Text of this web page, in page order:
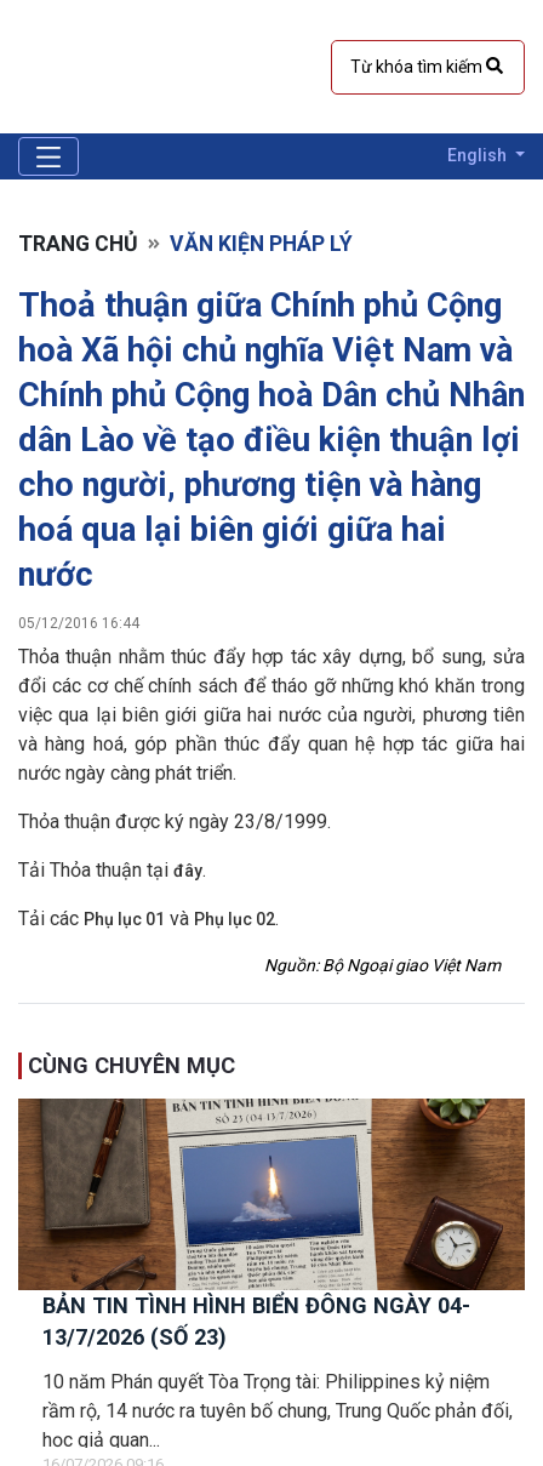
English
TRANG CHỦ VĂN KIỆN PHÁP LÝ
Thoả thuận giữa Chính phủ Cộng
hoà Xã hội chủ nghĩa Việt Nam và
Chính phủ Cộng hoà Dân chủ Nhân
dân Lào về tạo điều kiện thuận lợi
cho người, phương tiện và hàng
hoá qua lại biên giới giữa hai
nước
05/12/2016 16:44
Thỏa thuận nhằm thúc đẩy hợp tác xây dựng, bổ sung, sửa
đổi các cơ chế chính sách để tháo gỡ những khó khăn trong
việc qua lại biên giới giữa hai nước của người, phương tiên
và hàng hoá, góp phần thúc đẩy quan hệ hợp tác giữa hai
nước ngày càng phát triển.
Thỏa thuận được ký ngày 23/8/1999.
Tải Thỏa thuận tại đây.
Tải các Phụ lục 01 và Phụ lục 02.
Nguồn: Bộ Ngoại giao Việt Nam
CÙNG CHUYÊN MỤC
BẢN TIN TÌNH HÌNH BIỂN ĐÔNG NGÀY 04-
13/7/2026 (SỐ 23)
10 năm Phán quyết Tòa Trọng tài: Philippines kỷ niệm
rầm rộ, 14 nước ra tuyên bố chung, Trung Quốc phản đối,
học giả quan...